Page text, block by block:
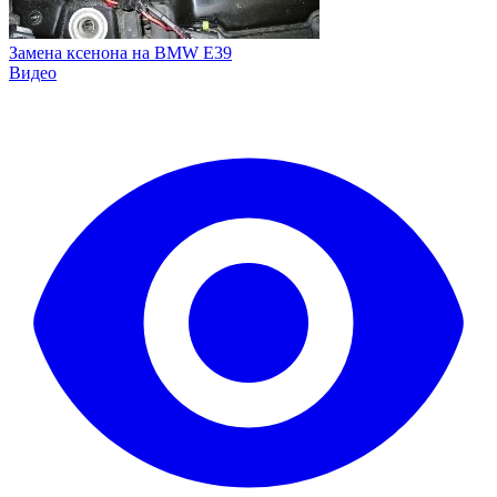
Замена ксенона на BMW E39
Видео